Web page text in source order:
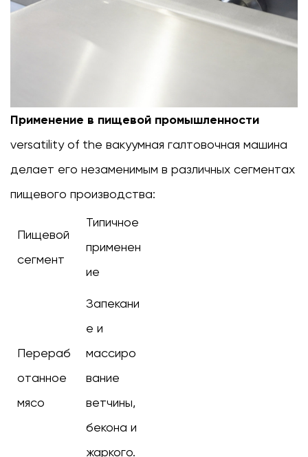
Применение в пищевой промышленности
versatility of the вакуумная галтовочная машина
делает его незаменимым в различных сегментах
пищевого производства:
Пищевой
сегмент
Типичное
применен
ие
Перераб
отанное
мясо
Запекани
е и
массиро
вание
ветчины,
бекона и
жаркого.